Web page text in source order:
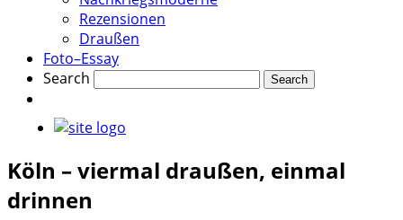
Rezensionen
Draußen
Foto–Essay
Search
Köln – viermal draußen, einmal
drinnen